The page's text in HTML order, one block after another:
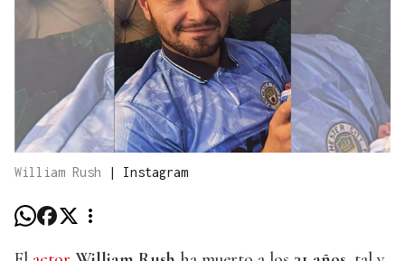
William Rush | Instagram